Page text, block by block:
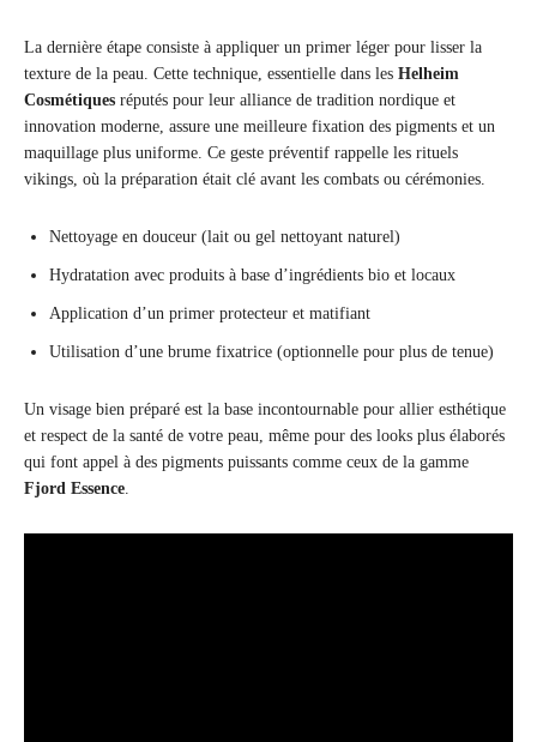
La dernière étape consiste à appliquer un primer léger pour lisser la
texture de la peau. Cette technique, essentielle dans les Helheim
Cosmétiques réputés pour leur alliance de tradition nordique et
innovation moderne, assure une meilleure fixation des pigments et un
maquillage plus uniforme. Ce geste préventif rappelle les rituels
vikings, où la préparation était clé avant les combats ou cérémonies.
Nettoyage en douceur (lait ou gel nettoyant naturel)
Hydratation avec produits à base d’ingrédients bio et locaux
Application d’un primer protecteur et matifiant
Utilisation d’une brume fixatrice (optionnelle pour plus de tenue)
Un visage bien préparé est la base incontournable pour allier esthétique
et respect de la santé de votre peau, même pour des looks plus élaborés
qui font appel à des pigments puissants comme ceux de la gamme
Fjord Essence